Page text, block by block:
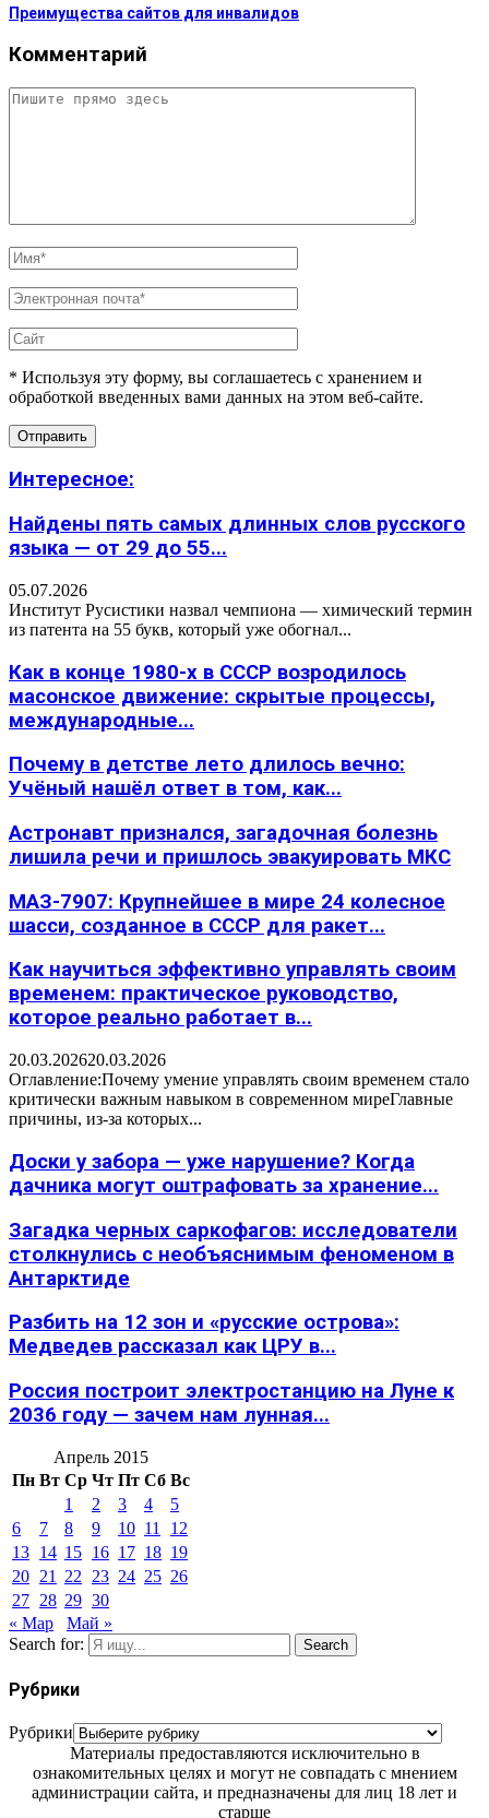
Преимущества сайтов для инвалидов
Комментарий
* Используя эту форму, вы соглашаетесь с хранением и
обработкой введенных вами данных на этом веб-сайте.
Интересное:
Найдены пять самых длинных слов русского
языка — от 29 до 55...
05.07.2026
Институт Русистики назвал чемпиона — химический термин
из патента на 55 букв, который уже обогнал...
Как в конце 1980-х в СССР возродилось
масонское движение: скрытые процессы,
международные...
Почему в детстве лето длилось вечно:
Учёный нашёл ответ в том, как...
Астронавт признался, загадочная болезнь
лишила речи и пришлось эвакуировать МКС
МАЗ-7907: Крупнейшее в мире 24 колесное
шасси, созданное в СССР для ракет...
Как научиться эффективно управлять своим
временем: практическое руководство,
которое реально работает в...
20.03.202620.03.2026
Оглавление:Почему умение управлять своим временем стало
критически важным навыком в современном миреГлавные
причины, из-за которых...
Доски у забора — уже нарушение? Когда
дачника могут оштрафовать за хранение...
Загадка черных саркофагов: исследователи
столкнулись с необъяснимым феноменом в
Антарктиде
Разбить на 12 зон и «русские острова»:
Медведев рассказал как ЦРУ в...
Россия построит электростанцию на Луне к
2036 году — зачем нам лунная...
Апрель 2015
Пн Вт Ср Чт Пт Сб Вс
1
2 3 4
5
6
7 8 9 10 11
12
13 14 15 16 17 18 19
20 21 22 23 24 25 26
27 28 29 30
« Мар
Май »
Search for:
Search
Рубрики
Рубрики
Материалы предоставляются исключительно в
ознакомительных целях и могут не совпадать с мнением
администрации сайта, и предназначены для лиц 18 лет и
старше